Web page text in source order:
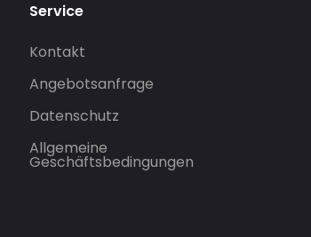
Service
Kontakt
Angebotsanfrage
Datenschutz
Allgemeine
Geschäftsbedingungen